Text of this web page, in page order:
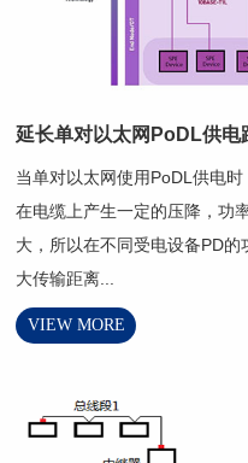
延长单对以太网PoDL供电
当单对以太网使用PoDL供电
在电缆上产生一定的压降，功
大，所以在不同受电设备PD
大传输距离...
VIEW MORE